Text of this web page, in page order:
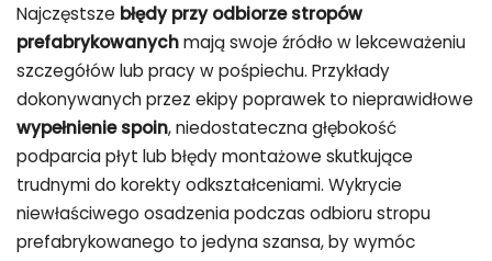
Najczęstsze błędy przy odbiorze stropów
prefabrykowanychmają swoje źródło w lekceważeniu
szczegółów lub pracy w pośpiechu. Przykłady
dokonywanych przez ekipy poprawek to nieprawidłowe
wypełnienie spoin, niedostateczna głębokość
podparcia płyt lub błędy montażowe skutkujące
trudnymi do korekty odkształceniami. Wykrycie
niewłaściwego osadzenia podczas odbioru stropu
prefabrykowanego to jedyna szansa, by wymóc